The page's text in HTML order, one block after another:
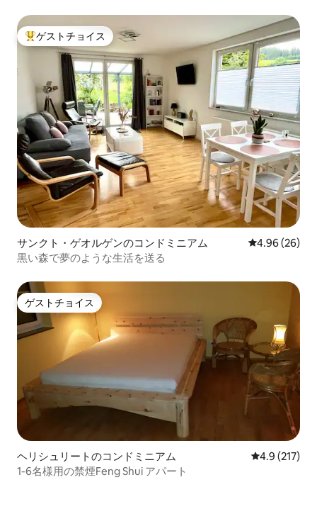
大好評のゲストチョイスです。
ゲストチョイス
サンクト・ゲオルゲンのコンドミニアム レビュー26
4.96 (26)
黒い森で夢のような生活を送る
ゲストチョイス
ゲストチョイス
ヘリシュリートのコンドミニアム レビュー217
4.9 (217)
1-6名様用の禁煙Feng Shui アパート